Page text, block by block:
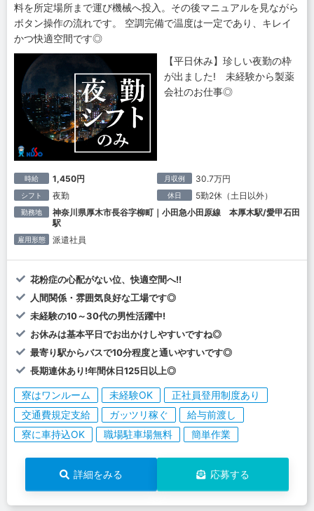
料を所定場所まで運び機械へ投入。その後マニュアルを見ながら
ボタン操作の流れです。 空調完備で温度は一定であり、キレイ
かつ快適空間です◎
【平日休み】珍しい夜勤の枠
が出ました! 未経験から製薬
会社のお仕事◎
時給 1,450円 月収例 30.7万円
シフト 夜勤 休日 5勤2休（土日以外）
勤務地
神奈川県厚木市長谷字柳町｜小田急小田原線 本厚木駅/愛甲石田
駅
雇用形態 派遣社員
花粉症の心配がない位、快適空間へ!!
人間関係・雰囲気良好な工場です◎
未経験の10～30代の男性活躍中!
お休みは基本平日でお出かけしやすいですね◎
最寄り駅からバスで10分程度と通いやすいです◎
長期連休あり!年間休日125日以上◎
寮はワンルーム 未経験OK
正社員登用制度あり
交通費規定支給
ガッツリ稼ぐ
給与前渡し
寮に車持込OK
職場駐車場無料 簡単作業
詳細をみる 応募する